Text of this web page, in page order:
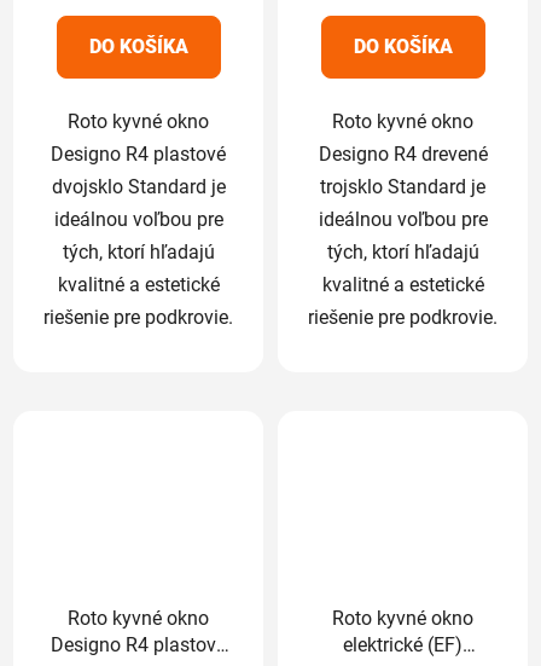
5
hviezdičiek.
DO KOŠÍKA
Roto kyvné okno
Designo R4 plastové
dvojsklo Standard je
ideálnou voľbou pre
tých, ktorí hľadajú
kvalitné a estetické
riešenie pre podkrovie.
5
hviezdičiek.
DO KOŠÍKA
Roto kyvné okno
Designo R4 drevené
trojsklo Standard je
ideálnou voľbou pre
tých, ktorí hľadajú
kvalitné a estetické
riešenie pre podkrovie.
Roto kyvné okno
Designo R4 plastové
Roto kyvné okno
elektrické (EF)